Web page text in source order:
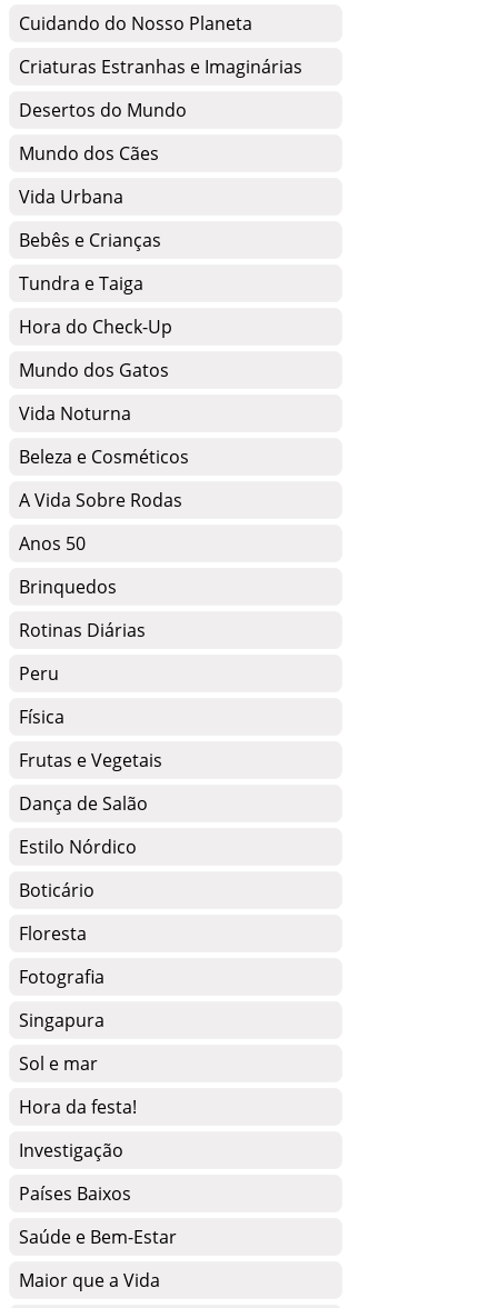
Cuidando do Nosso Planeta
Criaturas Estranhas e Imaginárias
Desertos do Mundo
Mundo dos Cães
Vida Urbana
Bebês e Crianças
Tundra e Taiga
Hora do Check-Up
Mundo dos Gatos
Vida Noturna
Beleza e Cosméticos
A Vida Sobre Rodas
Anos 50
Brinquedos
Rotinas Diárias
Peru
Física
Frutas e Vegetais
Dança de Salão
Estilo Nórdico
Boticário
Floresta
Fotografia
Singapura
Sol e mar
Hora da festa!
Investigação
Países Baixos
Saúde e Bem-Estar
Maior que a Vida